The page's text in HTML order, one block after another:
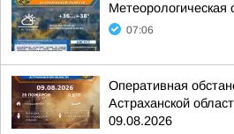
Метеорологическая
07:06
Оперативная
Астраханской
09.08.2026